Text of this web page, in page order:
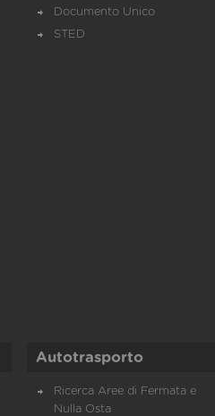
Documento Unico
STED
Autotrasporto
Ricerca Aree di Fermata e
Nulla Osta